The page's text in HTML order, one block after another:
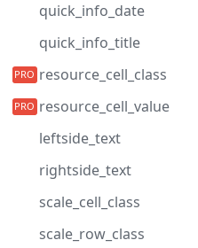
quick_info_date
quick_info_title
resource_cell_class
resource_cell_value
leftside_text
rightside_text
scale_cell_class
scale_row_class